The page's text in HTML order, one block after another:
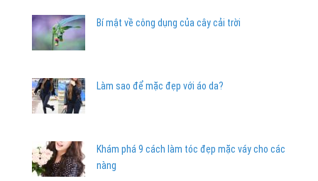
Bí mật về công dụng của cây cải trời
Làm sao để mặc đẹp với áo da?
Khám phá 9 cách làm tóc đẹp mặc váy cho các
nàng